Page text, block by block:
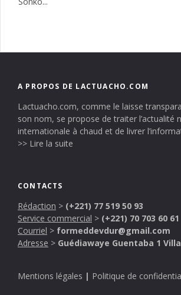
A PROPOS DE LACTUACHO.COM
Lactuacho.com, comme le laisse
son nom, se propose de traiter l’actualité
internationale à chaud et de livrer
>> Lire la suite
CONTACTS
Rédaction > (+221) 77 519 50 93
Service commercial > (+221) 70 703 60 61
Courriel > formeddevdur@gmail.com
Adresse > Guédiawaye Guentaba 1 Villa
Mentions légales | Politique de